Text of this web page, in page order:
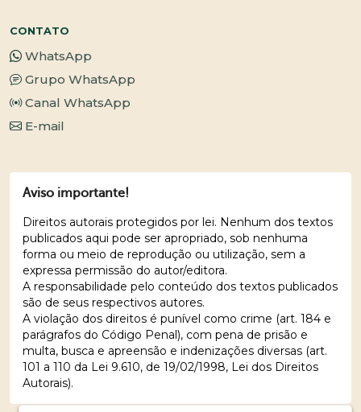
CONTATO
WhatsApp
Grupo WhatsApp
Canal WhatsApp
E-mail
Aviso importante!
Direitos autorais protegidos por lei. Nenhum dos textos
publicados aqui pode ser apropriado, sob nenhuma
forma ou meio de reprodução ou utilização, sem a
expressa permissão do autor/editora.
A responsabilidade pelo conteúdo dos textos publicados
são de seus respectivos autores.
A violação dos direitos é punível como crime (art. 184 e
parágrafos do Código Penal), com pena de prisão e
multa, busca e apreensão e indenizações diversas (art.
101 a 110 da Lei 9.610, de 19/02/1998, Lei dos Direitos
Autorais).